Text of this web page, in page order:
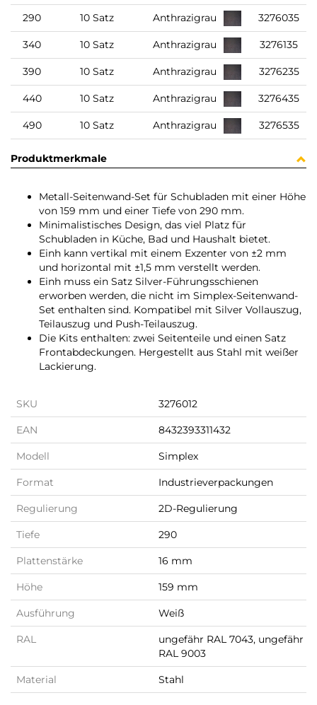
290 10 Satz Anthrazigrau 3276035
340 10 Satz Anthrazigrau 3276135
390 10 Satz Anthrazigrau 3276235
440 10 Satz Anthrazigrau 3276435
490 10 Satz Anthrazigrau 3276535
Produktmerkmale
Metall-Seitenwand-Set für Schubladen mit einer Höhe
von 159 mm und einer Tiefe von 290 mm.
Minimalistisches Design, das viel Platz für
Schubladen in Küche, Bad und Haushalt bietet.
Einh kann vertikal mit einem Exzenter von ±2 mm
und horizontal mit ±1,5 mm verstellt werden.
Einh muss ein Satz Silver-Führungsschienen
erworben werden, die nicht im Simplex-Seitenwand-
Set enthalten sind. Kompatibel mit Silver Vollauszug,
Teilauszug und Push-Teilauszug.
Die Kits enthalten: zwei Seitenteile und einen Satz
Frontabdeckungen. Hergestellt aus Stahl mit weißer
Lackierung.
SKU 3276012
EAN 8432393311432
Modell Simplex
Format Industrieverpackungen
Regulierung 2D-Regulierung
Tiefe 290
Plattenstärke 16 mm
Höhe 159 mm
Ausführung Weiß
RAL
ungefähr RAL 7043, ungefähr
RAL 9003
Material Stahl